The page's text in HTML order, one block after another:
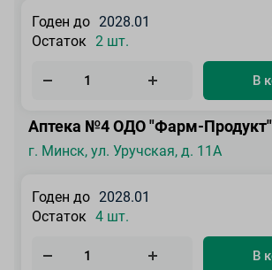
Годен до 2028.01
Остаток
2 шт.
В
Аптека №4 ОДО "Фарм-Продукт"
г. Минск, ул. Уручская, д. 11А
Годен до 2028.01
Остаток 4 шт.
В